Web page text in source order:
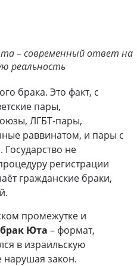
– современный ответ на
реальность
брака. Это факт, с
пары,
ЛГБТ-пары,
раввинатом, и пары с
не
регистрации
гражданские браки,
промежутке и
Юта – формат,
в израильскую
нарушая закон.